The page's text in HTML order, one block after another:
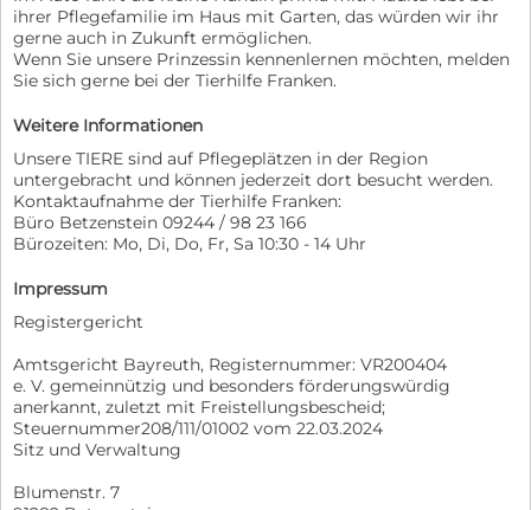
ihrer Pflegefamilie im Haus mit Garten, das würden wir ihr
gerne auch in Zukunft ermöglichen.
Wenn Sie unsere Prinzessin kennenlernen möchten, melden
Sie sich gerne bei der Tierhilfe Franken.
Weitere Informationen
Unsere TIERE sind auf Pflegeplätzen in der Region
untergebracht und können jederzeit dort besucht werden.
Kontaktaufnahme der Tierhilfe Franken:
Büro Betzenstein 09244 / 98 23 166
Bürozeiten: Mo, Di, Do, Fr, Sa 10:30 - 14 Uhr
Impressum
Registergericht
Amtsgericht Bayreuth, Registernummer: VR200404
e. V. gemeinnützig und besonders förderungswürdig
anerkannt, zuletzt mit Freistellungsbescheid;
Steuernummer208/111/01002 vom 22.03.2024
Sitz und Verwaltung
Blumenstr. 7